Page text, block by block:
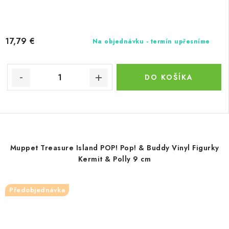
Na objednávku - termín upřesníme
17,79 €
DO KOŠÍKA
Muppet Treasure Island POP! Pop! & Buddy Vinyl Figurky
Kermit & Polly 9 cm
Předobjednávka